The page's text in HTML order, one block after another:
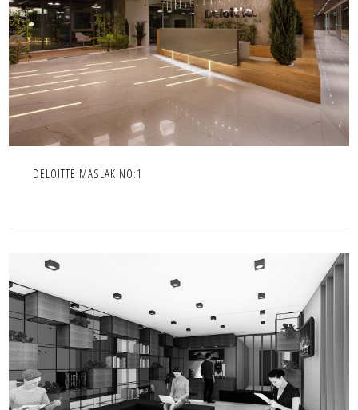
DELOITTE MASLAK NO:1
İÇ MEKAN,IC MEKAN
DELOITTE MASLAK NO:1